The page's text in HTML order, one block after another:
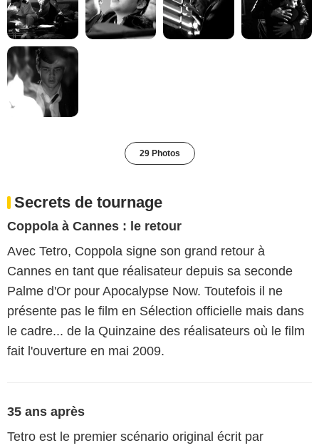
29 Photos
Secrets de tournage
Coppola à Cannes : le retour
Avec Tetro, Coppola signe son grand retour à
Cannes en tant que réalisateur depuis sa seconde
Palme d'Or pour Apocalypse Now. Toutefois il ne
présente pas le film en Sélection officielle mais dans
le cadre... de la Quinzaine des réalisateurs où le film
fait l'ouverture en mai 2009.
35 ans après
Tetro est le premier scénario original écrit par